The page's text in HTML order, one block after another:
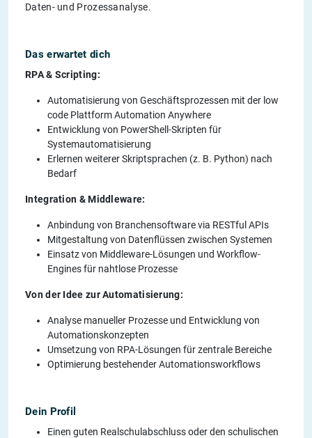
Daten- und Prozessanalyse.
Das erwartet dich
RPA & Scripting:
Automatisierung von Geschäftsprozessen mit der low
code Plattform Automation Anywhere
Entwicklung von PowerShell-Skripten für
Systemautomatisierung
Erlernen weiterer Skriptsprachen (z. B. Python) nach
Bedarf
Integration & Middleware:
Anbindung von Branchensoftware via RESTful APIs
Mitgestaltung von Datenflüssen zwischen Systemen
Einsatz von Middleware-Lösungen und Workflow-
Engines für nahtlose Prozesse
Von der Idee zur Automatisierung:
Analyse manueller Prozesse und Entwicklung von
Automationskonzepten
Umsetzung von RPA-Lösungen für zentrale Bereiche
Optimierung bestehender Automationsworkflows
Dein Profil
Einen guten Realschulabschluss oder den schulischen